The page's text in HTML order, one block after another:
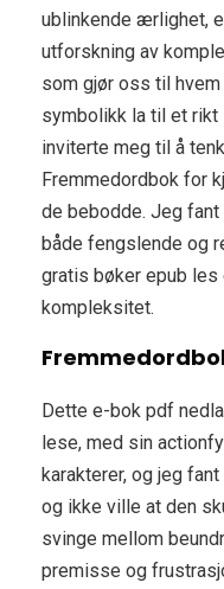
ublinkende ærlighet,
utforskning av
som gjør oss til
symbolikk la til et rikt
inviterte meg til å
Fremmedordbok for
de bebodde. Jeg
både fengslende og
gratis bøker epub
kompleksitet.
Dette e-bok pdf
lese, med sin
karakterer, og jeg
og ikke ville at den
svinge mellom
premisse og